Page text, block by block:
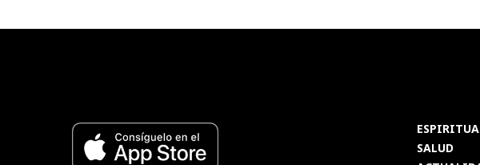
SALUD